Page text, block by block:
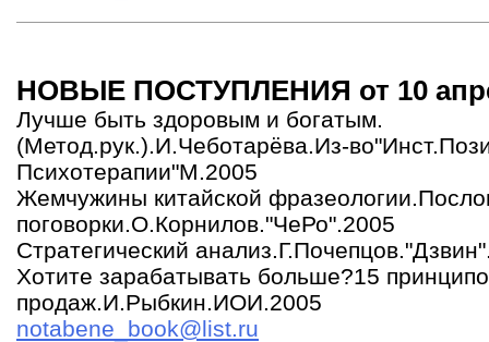
НОВЫЕ ПОСТУПЛЕНИЯ от 10
Лучше быть здоровым и богатым.
(Метод.рук.).И.Чеботарёва.Из-
Психотерапии"М.2005
Жемчужины китайской
поговорки.О.Корнилов."ЧеРо".2005
Стратегический
Хотите зарабатывать больше?15
продаж.И.Рыбкин.ИОИ.2005
notabene_book@list.ru